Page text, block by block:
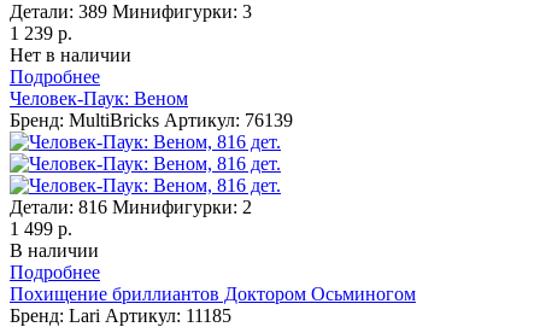
Детали: 389 Минифигурки: 3
1 239 р.
Нет в наличии
Подробнее
Человек-Паук: Веном
Бренд: MultiBricks Артикул: 76139
Детали: 816 Минифигурки: 2
1 499 р.
В наличии
Подробнее
Похищение бриллиантов Доктором Осьминогом
Бренд: Lari Артикул: 11185